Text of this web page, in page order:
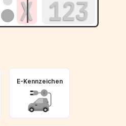
E-Kennzeichen